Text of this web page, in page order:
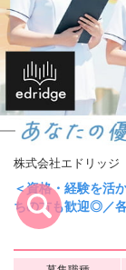
株式会社エドリッジ
＜資格・経験を活
ちの方も歓迎◎／